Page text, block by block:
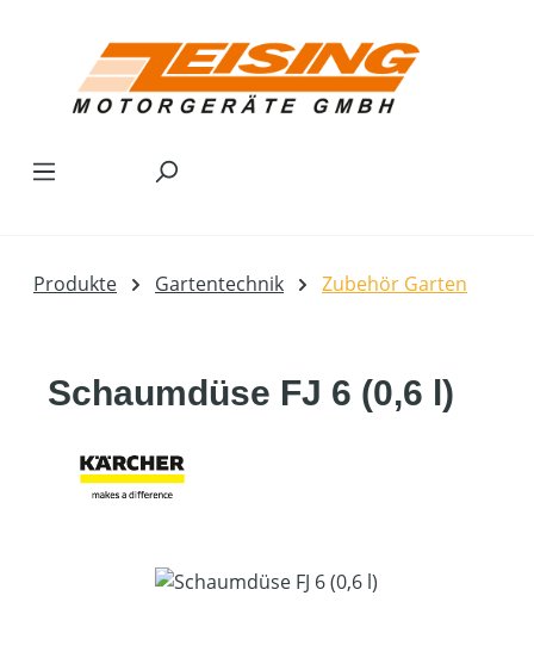
Produkte Gartentechnik Zubehör Garten
Schaumdüse FJ 6 (0,6 l)
Bildergalerie überspringen